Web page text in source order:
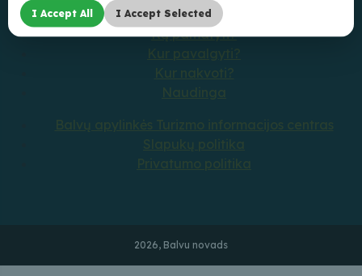
Ką veikti?
Ką pamatyti?
Kur pavalgyti?
Kur nakvoti?
Naudinga
Balvų apylinkės Turizmo informacijos centras
Slapukų politika
Privatumo politika
2026, Balvu novads
I Accept All I Accept Selected